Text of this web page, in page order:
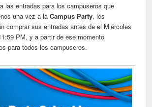
las entradas para los campuseros que
una vez a laCampus Party, los
comprar sus entradas antes de el Miércoles
PM, y a partir de ese momento
para todos los campuseros.